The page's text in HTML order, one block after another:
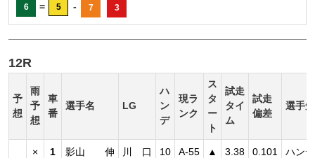
6 = 5 - 7 3
12R
予
想
雨
予
想
車
番
選手名 LG
ハ
ン
デ
現ラ
ンク
ス
タ
ー
ト
試走
タイ
ム
試走
偏差
選手
× 1 影山 伸 川 口 10 A-55 ▲ 3.38 0.101 ハン